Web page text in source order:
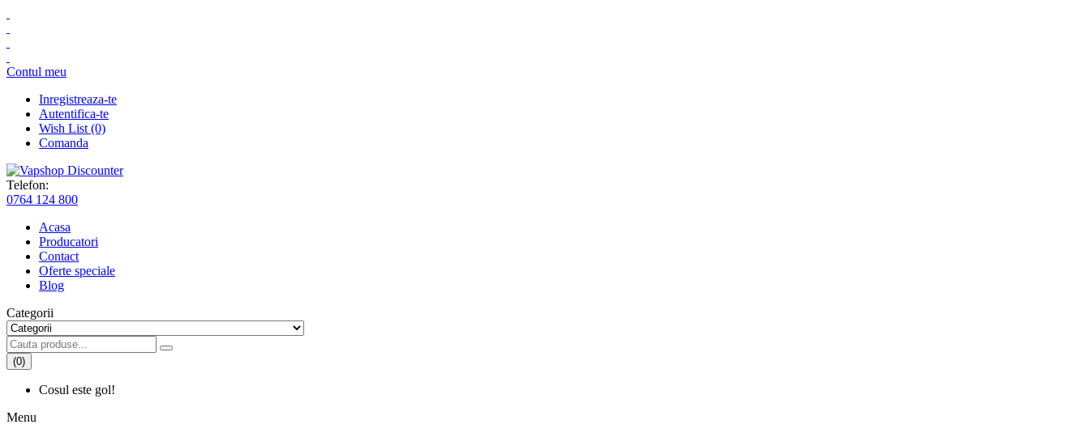
Contul meu
Inregistreaza-te
Autentifica-te
Wish List (0)
Comanda
Telefon:
0764 124 800
Acasa
Producatori
Contact
Oferte speciale
Blog
Categorii
(0)
Cosul este gol!
Menu